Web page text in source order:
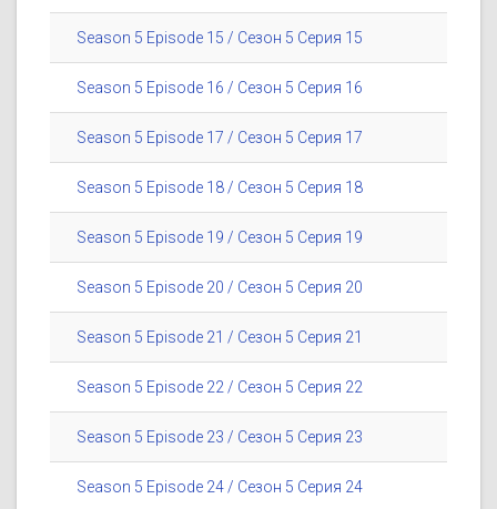
Season 5 Episode 15 / Сезон 5 Серия 15
Season 5 Episode 16 / Сезон 5 Серия 16
Season 5 Episode 17 / Сезон 5 Серия 17
Season 5 Episode 18 / Сезон 5 Серия 18
Season 5 Episode 19 / Сезон 5 Серия 19
Season 5 Episode 20 / Сезон 5 Серия 20
Season 5 Episode 21 / Сезон 5 Серия 21
Season 5 Episode 22 / Сезон 5 Серия 22
Season 5 Episode 23 / Сезон 5 Серия 23
Season 5 Episode 24 / Сезон 5 Серия 24